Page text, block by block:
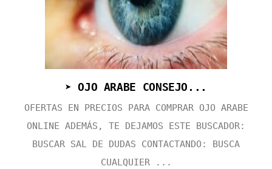
➤ OJO ARABE CONSEJO...
OFERTAS EN PRECIOS PARA COMPRAR OJO ARABE
ONLINE ADEMÁS, TE DEJAMOS ESTE BUSCADOR:
BUSCAR SAL DE DUDAS CONTACTANDO: BUSCA
CUALQUIER ...